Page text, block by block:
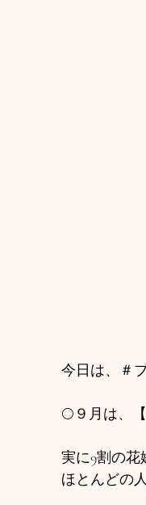
今日は、＃
🌕９月は、
実に9割の
ほとんどの